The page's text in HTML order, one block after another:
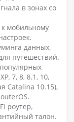
в зонах со
к мобильному
данных,
путешествий.
7, 8, 8.1, 10,
Catalina 10.15),
роутер,
талон.